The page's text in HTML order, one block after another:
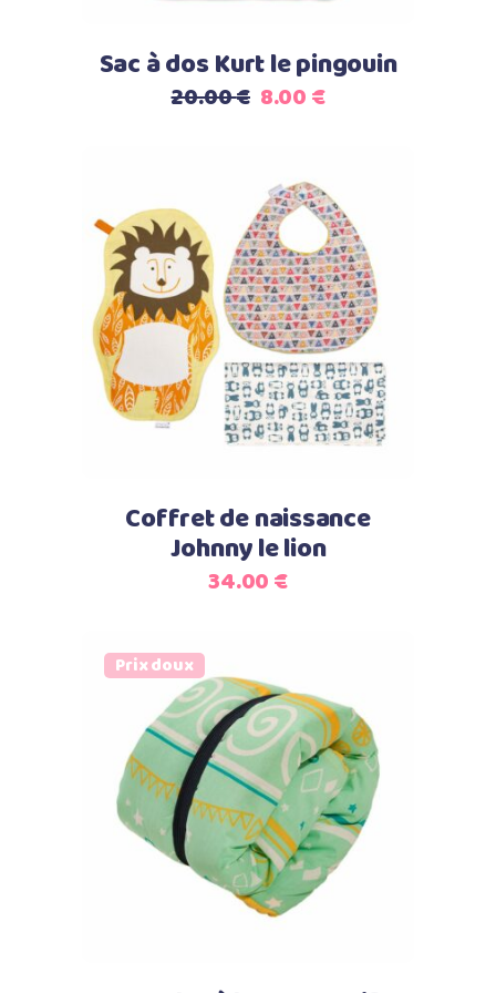
Sac à dos Kurt le pingouin
20.00€ Le
était :
20.00 €.
8.00€Le
est :
8.00 €.
Select options
Coffret de naissance
Johnny le lion
34.00€
Prix doux
Ajouter au panier